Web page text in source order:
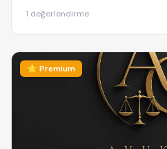
1 değerlendirme
⭐ Premium